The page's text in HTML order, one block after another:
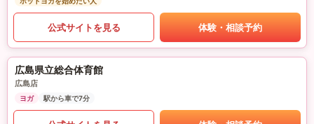
公式サイトを見る 体験・相談予約
広島県立総合体育館
広島店
ヨガ 駅から車で7分